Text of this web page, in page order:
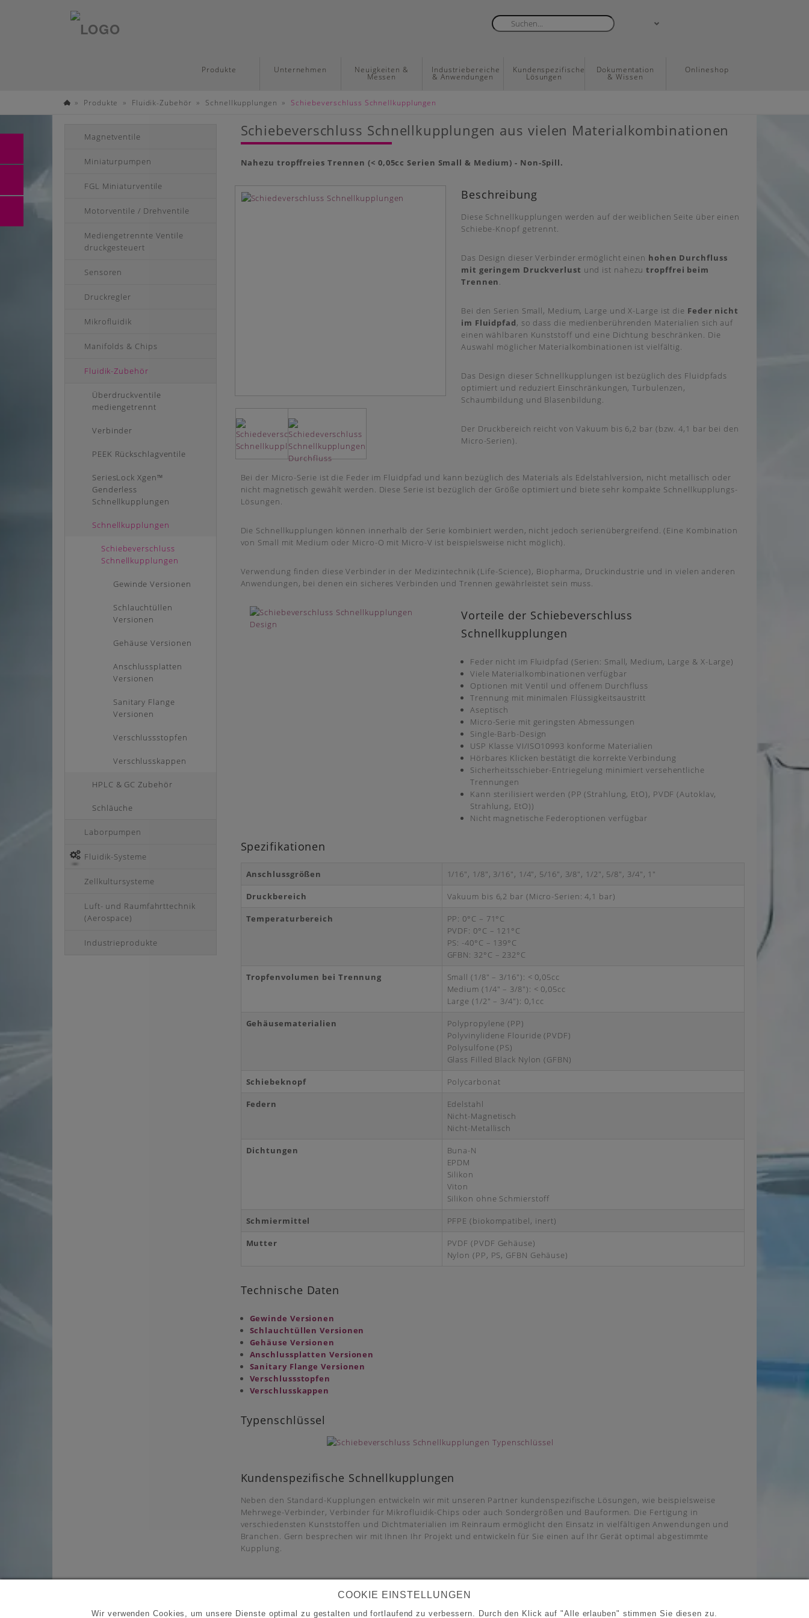
Produkte Unternehmen Neuigkeiten &
Messen
Industriebereiche
& Anwendungen
Kundenspezifische
Lösungen
Dokumentation
& Wissen
Onlineshop
» Produkte » Fluidik-Zubehör » Schnellkupplungen » Schiebeverschluss Schnellkupplungen
Magnetventile
Miniaturpumpen
FGL Miniaturventile
Motorventile / Drehventile
Mediengetrennte Ventile
druckgesteuert
Sensoren
Druckregler
Mikrofluidik
Manifolds & Chips
Fluidik-Zubehör
Überdruckventile
mediengetrennt
Verbinder
PEEK Rückschlagventile
SeriesLock Xgen™
Genderless
Schnellkupplungen
Schnellkupplungen
Schiebeverschluss
Schnellkupplungen
Gewinde Versionen
Schlauchtüllen
Versionen
Gehäuse Versionen
Anschlussplatten
Versionen
Sanitary Flange
Versionen
Verschlussstopfen
Verschlusskappen
HPLC & GC Zubehör
Schläuche
Laborpumpen
Fluidik-Systeme
Zellkultursysteme
Luft- und Raumfahrttechnik
(Aerospace)
Industrieprodukte
Schiebeverschluss Schnellkupplungen aus vielen Materialkombinationen
Nahezu tropffreies Trennen (< 0,05cc Serien Small & Medium) - Non-Spill.
Beschreibung
Diese Schnellkupplungen werden auf der weiblichen Seite über einen
Schiebe-Knopf getrennt.
Das Design dieser Verbinder ermöglicht einen hohen Durchfluss
mit geringem Druckverlust und ist nahezutropffrei beim
Trennen.
Bei den Serien Small, Medium, Large und X-Large ist die Feder nicht
im Fluidpfad, so dass die medienberührenden Materialien sich auf
einen wählbaren Kunststoff und eine Dichtung beschränken. Die
Auswahl möglicher Materialkombinationen ist vielfältig.
Das Design dieser Schnellkupplungen ist bezüglich des Fluidpfads
optimiert und reduziert Einschränkungen, Turbulenzen,
Schaumbildung und Blasenbildung.
Der Druckbereich reicht von Vakuum bis 6,2 bar (bzw. 4,1 bar bei den
Micro-Serien).
Bei der Micro-Serie ist die Feder im Fluidpfad und kann bezüglich des Materials als Edelstahlversion, nicht metallisch oder
nicht magnetisch gewählt werden. Diese Serie ist bezüglich der Größe optimiert und biete sehr kompakte Schnellkupplungs-
Lösungen.
Die Schnellkupplungen können innerhalb der Serie kombiniert werden, nicht jedoch serienübergreifend. (Eine Kombination
von Small mit Medium oder Micro-O mit Micro-V ist beispielsweise nicht möglich).
Verwendung finden diese Verbinder in der Medizintechnik (Life-Science), Biopharma, Druckindustrie und in vielen anderen
Anwendungen, bei denen ein sicheres Verbinden und Trennen gewährleistet sein muss.
Vorteile der Schiebeverschluss
Schnellkupplungen
Feder nicht im Fluidpfad (Serien: Small, Medium, Large & X-Large)
Viele Materialkombinationen verfügbar
Optionen mit Ventil und offenem Durchfluss
Trennung mit minimalen Flüssigkeitsaustritt
Aseptisch
Micro-Serie mit geringsten Abmessungen
Single-Barb-Design
USP Klasse VI/ISO10993 konforme Materialien
Hörbares Klicken bestätigt die korrekte Verbindung
Sicherheitsschieber-Entriegelung minimiert versehentliche
Trennungen
Kann sterilisiert werden (PP (Strahlung, EtO), PVDF (Autoklav,
Strahlung, EtO))
Nicht magnetische Federoptionen verfügbar
Spezifikationen
Anschlussgrößen 1/16″, 1/8″, 3/16″, 1/4″, 5/16″, 3/8″, 1/2″, 5/8″, 3/4″, 1″
Druckbereich Vakuum bis 6,2 bar (Micro-Serien: 4,1 bar)
Temperaturbereich
PP: 0°C – 71°C
PVDF: 0°C – 121°C
PS: -40°C – 139°C
GFBN: 32°C – 232°C
Tropfenvolumen bei Trennung
Small (1/8″ – 3/16″): < 0,05cc
Medium (1/4″ – 3/8″): < 0,05cc
Large (1/2″ – 3/4″): 0,1cc
Gehäusematerialien
Polypropylene (PP)
Polyvinylidene Flouride (PVDF)
Polysulfone (PS)
Glass Filled Black Nylon (GFBN)
Schiebeknopf Polycarbonat
Federn
Edelstahl
Nicht-Magnetisch
Nicht-Metallisch
Dichtungen
Buna-N
EPDM
Silikon
Viton
Silikon ohne Schmierstoff
Schmiermittel PFPE (biokompatibel, inert)
Mutter
PVDF (PVDF Gehäuse)
Nylon (PP, PS, GFBN Gehäuse)
Technische Daten
Gewinde Versionen
Schlauchtüllen Versionen
Gehäuse Versionen
Anschlussplatten Versionen
Sanitary Flange Versionen
Verschlussstopfen
Verschlusskappen
Typenschlüssel
Kundenspezifische Schnellkupplungen
Neben den Standard-Kupplungen entwickeln wir mit unseren Partner kundenspezifische Lösungen, wie beispielsweise
Mehrwege-Verbinder, Verbinder für Mikrofluidik-Chips oder auch Sondergrößen und Bauformen. Die Fertigung in
verschiedensten Kunststoffen und Dichtmaterialien im Reinraum ermöglicht den Einsatz in vielfältigen Anwendungen und
Branchen. Gern besprechen wir mit Ihnen Ihr Projekt und entwickeln für Sie einen auf Ihr Gerät optimal abgestimmte
Kupplung.
COOKIE EINSTELLUNGEN
Wir verwenden Cookies, um unsere Dienste optimal zu gestalten und fortlaufend zu verbessern. Durch den Klick auf "Alle erlauben" stimmen Sie diesen zu.